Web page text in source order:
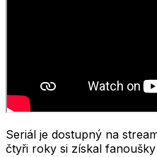
Seriál je dostupný na
čtyři roky si získal